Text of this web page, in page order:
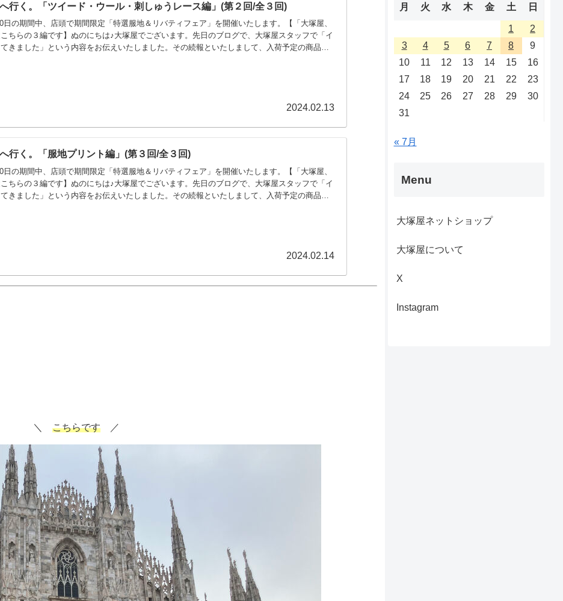
行く。「ツイード・ウール・刺しゅうレース編」(第２回/全３回)
日の期間中、店頭で期間限定「特選服地＆リバティフェア」を開催いたします。【「大塚屋、
ちらの３編です】ぬのにちは♪大塚屋でございます。先日のブログで、大塚屋スタッフで「イ
きました」という内容をお伝えいたしました。その続報といたしまして、入荷予定の商品の
2024.02.13
行く。「服地プリント編」(第３回/全３回)
日の期間中、店頭で期間限定「特選服地＆リバティフェア」を開催いたします。【「大塚屋、
ちらの３編です】ぬのにちは♪大塚屋でございます。先日のブログで、大塚屋スタッフで「イ
きました」という内容をお伝えいたしました。その続報といたしまして、入荷予定の商品の
2024.02.14
＼ こちらです／
月 火 水 木 金 土 日
1
2
3
4 5 6 7 8
9
10
11 12 13 14 15
16
17
18 19 20 21 22
23
24
25 26 27 28 29
30
31
« 7月
Menu
大塚屋ネットショップ
大塚屋について
X
Instagram